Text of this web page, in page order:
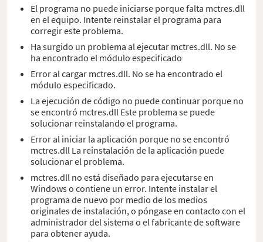
El programa no puede iniciarse porque falta mctres.dll
en el equipo. Intente reinstalar el programa para
corregir este problema.
Ha surgido un problema al ejecutar mctres.dll. No se
ha encontrado el módulo especificado
Error al cargar mctres.dll. No se ha encontrado el
módulo especificado.
La ejecución de código no puede continuar porque no
se encontró mctres.dll Este problema se puede
solucionar reinstalando el programa.
Error al iniciar la aplicación porque no se encontró
mctres.dll La reinstalación de la aplicación puede
solucionar el problema.
mctres.dll no está diseñado para ejecutarse en
Windows o contiene un error. Intente instalar el
programa de nuevo por medio de los medios
originales de instalación, o póngase en contacto con el
administrador del sistema o el fabricante de software
para obtener ayuda.